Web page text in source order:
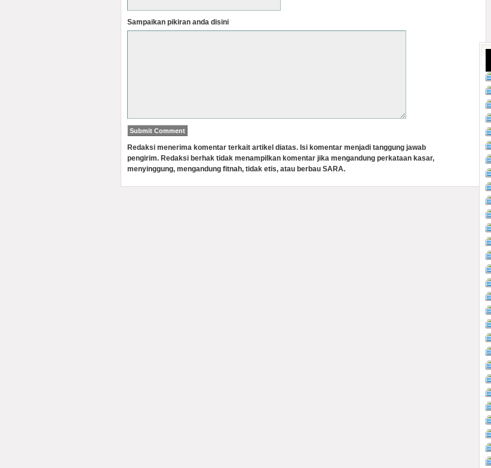
Sampaikan pikiran anda disini
Redaksi menerima komentar terkait artikel diatas. Isi komentar menjadi tanggung jawab
pengirim. Redaksi berhak tidak menampilkan komentar jika mengandung perkataan kasar,
menyinggung, mengandung fitnah, tidak etis, atau berbau SARA.